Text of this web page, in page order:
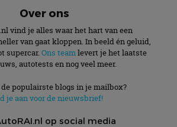
Over ons
vind je alles waar het hart van een
van gaat kloppen. In beeld én geluid,
supercar. Ons teamlevert je het laatste
autotests en nog veel meer.
populairste blogs in je mailbox?
je aan voor de nieuwsbrief!
op social media